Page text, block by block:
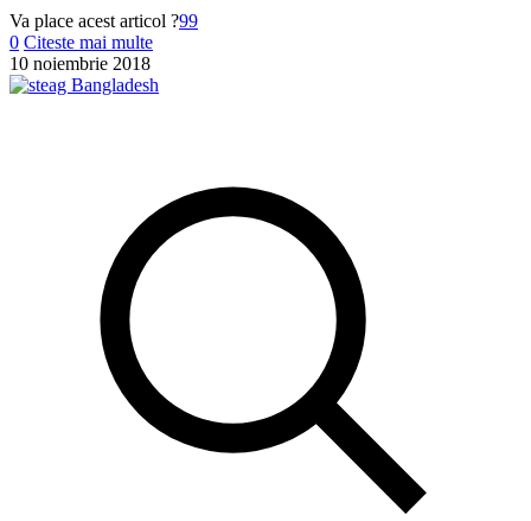
Va place acest articol ?99
0 Citeste mai multe
10 noiembrie 2018